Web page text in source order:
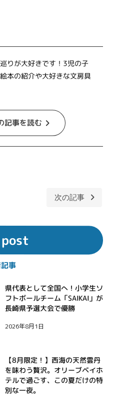
りが大好きです！3児の子
本の紹介や大好きな文房具
記事を読む
次の記事
post
事
県代表として全国へ！小学生ソ
フトボールチーム「SAIKAI」が
長崎県予選大会で優勝
2026年8月1日
【8月限定！】西海の天然雲丹
を味わう贅沢。オリーブベイホ
テルで過ごす、この夏だけの特
別な一夜。